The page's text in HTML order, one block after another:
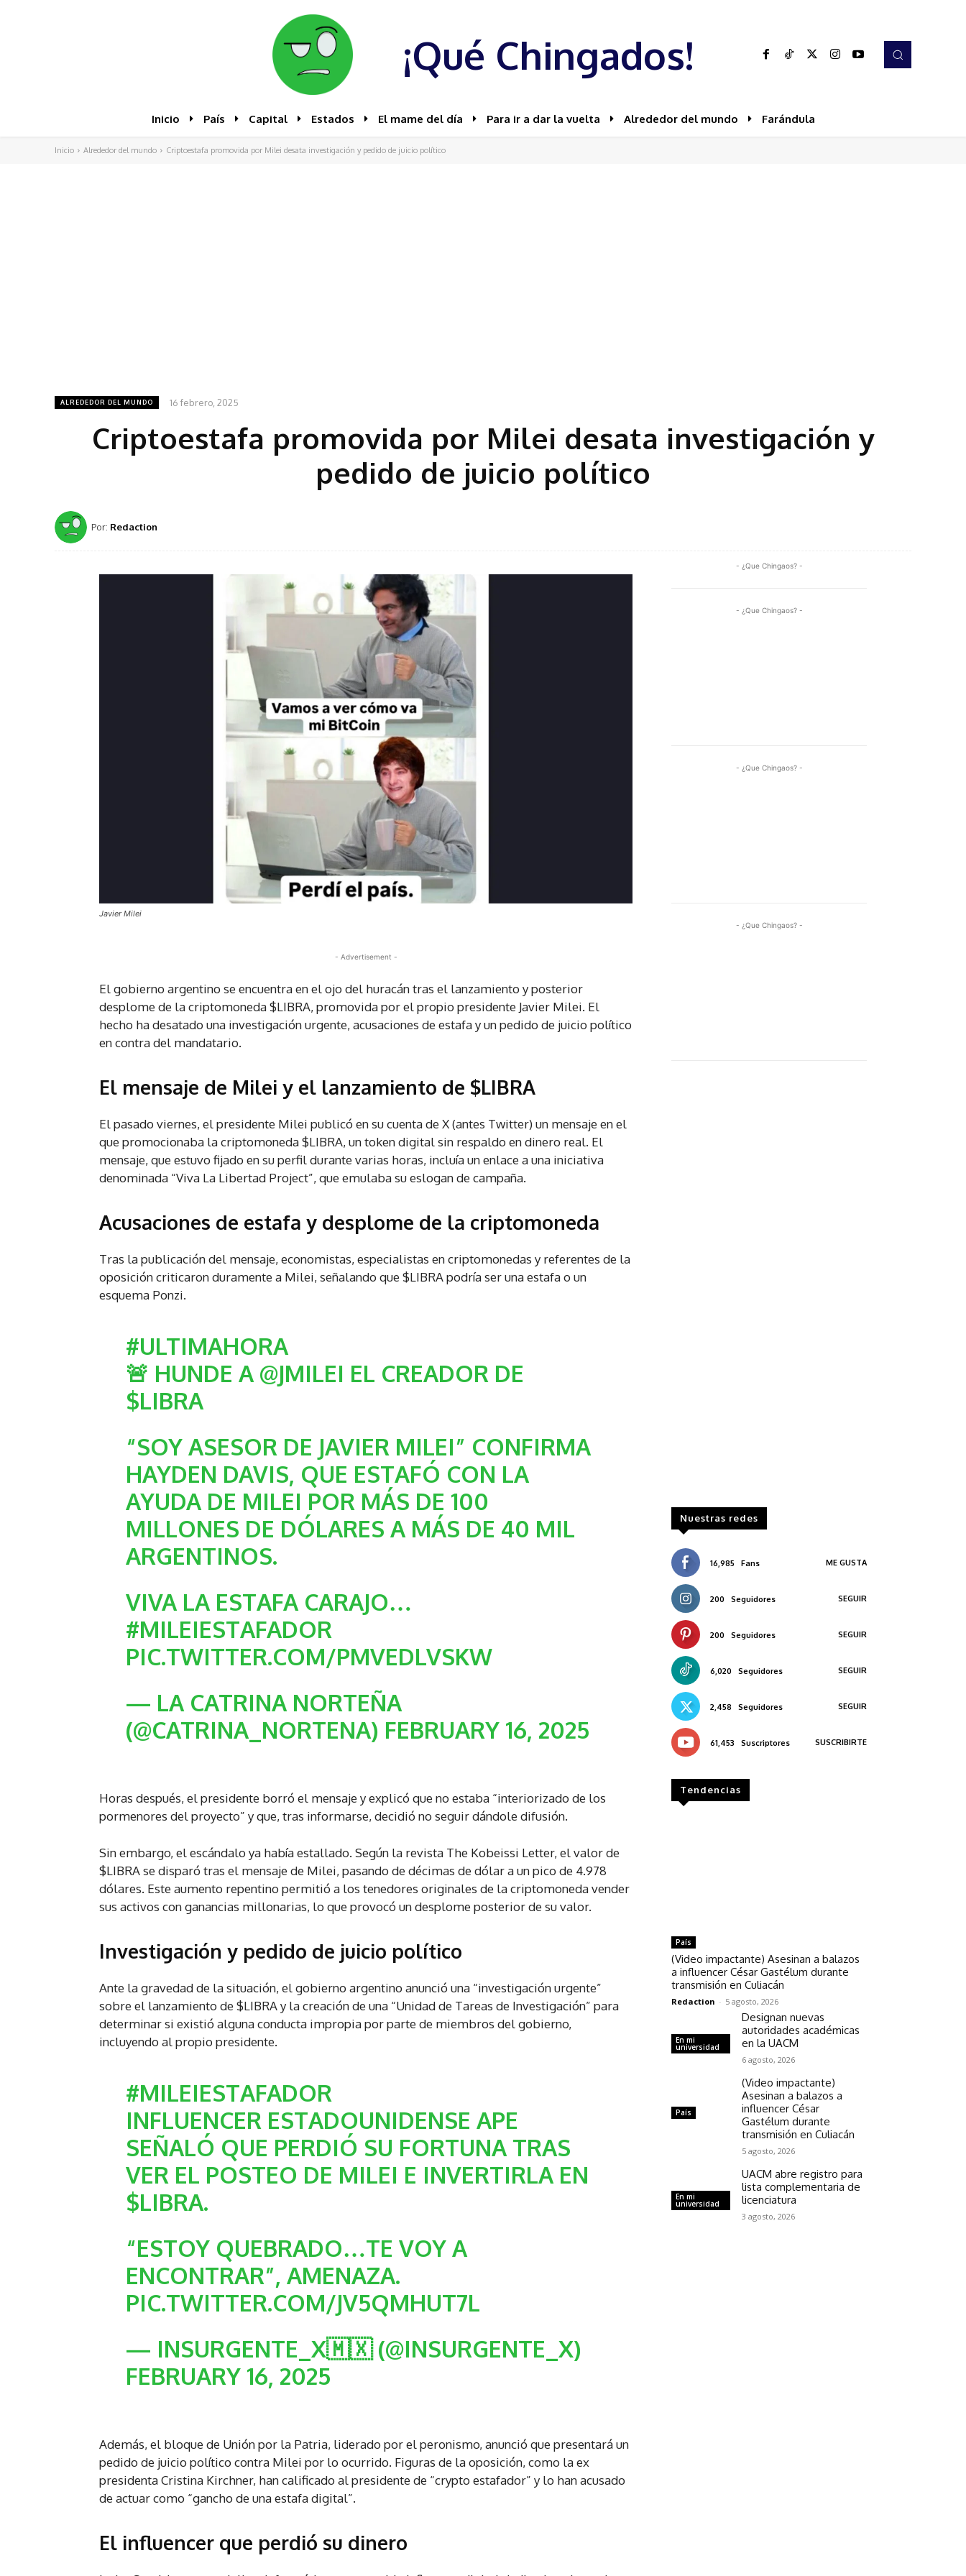
¡Qué Chingados!
Inicio País Capital Estados El mame del día Para ir a dar la vuelta Alrededor del mundo Farándula
Inicio Alrededor del mundo Criptoestafa promovida por Milei desata investigación y pedido de juicio político
ALREDEDOR DEL MUNDO 16 febrero, 2025
Criptoestafa promovida por Milei desata investigación y
pedido de juicio político
Por: Redaction
Javier Milei
- Advertisement -
El gobierno argentino se encuentra en el ojo del huracán tras el lanzamiento y posterior
desplome de la criptomoneda $LIBRA, promovida por el propio presidente Javier Milei. El
hecho ha desatado una investigación urgente, acusaciones de estafa y un pedido de juicio político
en contra del mandatario.
El mensaje de Milei y el lanzamiento de $LIBRA
El pasado viernes, el presidente Milei publicó en su cuenta de X (antes Twitter) un mensaje en el
que promocionaba la criptomoneda $LIBRA, un token digital sin respaldo en dinero real. El
mensaje, que estuvo fijado en su perfil durante varias horas, incluía un enlace a una iniciativa
denominada “Viva La Libertad Project”, que emulaba su eslogan de campaña.
Acusaciones de estafa y desplome de la criptomoneda
Tras la publicación del mensaje, economistas, especialistas en criptomonedas y referentes de la
oposición criticaron duramente a Milei, señalando que $LIBRA podría ser una estafa o un
esquema Ponzi.
#ULTIMAHORA
🚨 HUNDE A @JMILEI EL CREADOR DE
$LIBRA
“SOY ASESOR DE JAVIER MILEI” CONFIRMA
HAYDEN DAVIS, QUE ESTAFÓ CON LA
AYUDA DE MILEI POR MÁS DE 100
MILLONES DE DÓLARES A MÁS DE 40 MIL
ARGENTINOS.
VIVA LA ESTAFA CARAJO…
#MILEIESTAFADOR
PIC.TWITTER.COM/PMVEDLVSKW
— LA CATRINA NORTEÑA
(@CATRINA_NORTENA) FEBRUARY 16, 2025
Horas después, el presidente borró el mensaje y explicó que no estaba “interiorizado de los
pormenores del proyecto” y que, tras informarse, decidió no seguir dándole difusión.
Sin embargo, el escándalo ya había estallado. Según la revista The Kobeissi Letter, el valor de
$LIBRA se disparó tras el mensaje de Milei, pasando de décimas de dólar a un pico de 4.978
dólares. Este aumento repentino permitió a los tenedores originales de la criptomoneda vender
sus activos con ganancias millonarias, lo que provocó un desplome posterior de su valor.
Investigación y pedido de juicio político
Ante la gravedad de la situación, el gobierno argentino anunció una “investigación urgente”
sobre el lanzamiento de $LIBRA y la creación de una “Unidad de Tareas de Investigación” para
determinar si existió alguna conducta impropia por parte de miembros del gobierno,
incluyendo al propio presidente.
#MILEIESTAFADOR
INFLUENCER ESTADOUNIDENSE APE
SEÑALÓ QUE PERDIÓ SU FORTUNA TRAS
VER EL POSTEO DE MILEI E INVERTIRLA EN
$LIBRA.
“ESTOY QUEBRADO…TE VOY A
ENCONTRAR”, AMENAZA.
PIC.TWITTER.COM/JV5QMHUT7L
— INSURGENTE_X🇲🇽 (@INSURGENTE_X)
FEBRUARY 16, 2025
Además, el bloque de Unión por la Patria, liderado por el peronismo, anunció que presentará un
pedido de juicio político contra Milei por lo ocurrido. Figuras de la oposición, como la ex
presidenta Cristina Kirchner, han calificado al presidente de “crypto estafador” y lo han acusado
de actuar como “gancho de una estafa digital”.
El influencer que perdió su dinero
- ¿Que Chingaos? -
- ¿Que Chingaos? -
- ¿Que Chingaos? -
- ¿Que Chingaos? -
Nuestras redes
16,985 Fans ME GUSTA
200 Seguidores SEGUIR
200 Seguidores SEGUIR
6,020 Seguidores SEGUIR
2,458 Seguidores SEGUIR
61,453 Suscriptores SUSCRIBIRTE
Tendencias
País
(Video impactante) Asesinan a balazos
a influencer César Gastélum durante
transmisión en Culiacán
Redaction - 5 agosto, 2026
En mi
universidad
Designan nuevas
autoridades académicas
en la UACM
6 agosto, 2026
País
(Video impactante)
Asesinan a balazos a
influencer César
Gastélum durante
transmisión en Culiacán
5 agosto, 2026
En mi
universidad
UACM abre registro para
lista complementaria de
licenciatura
3 agosto, 2026